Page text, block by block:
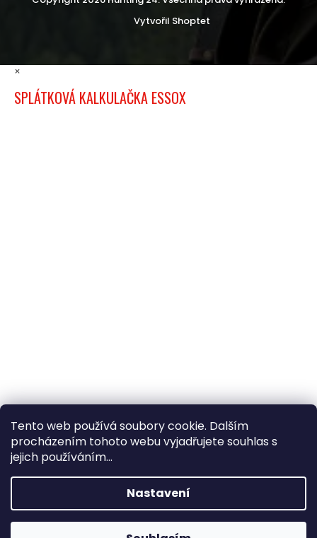
Tento web používá soubory cookie. Dalším
procházením tohoto webu vyjadřujete souhlas s
jejich používáním...
Nastavení
Vytvořil Shoptet
×
SPLÁTKOVÁ KALKULAČKA ESSOX
×
Hledáte nejvýhodnější cenu? Získáte jí
pomocíregistrace